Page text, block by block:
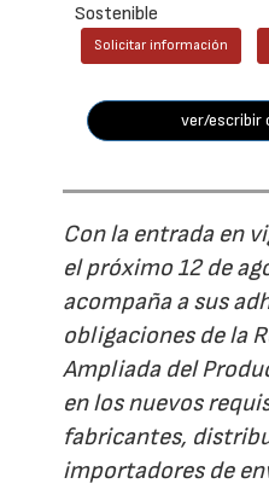
Sostenible
Solicitar información
ver/escribir
Con la entrada en
el próximo 12 de
acompaña a sus
obligaciones de la
Ampliada del
en los nuevos
fabricantes,
importadores de